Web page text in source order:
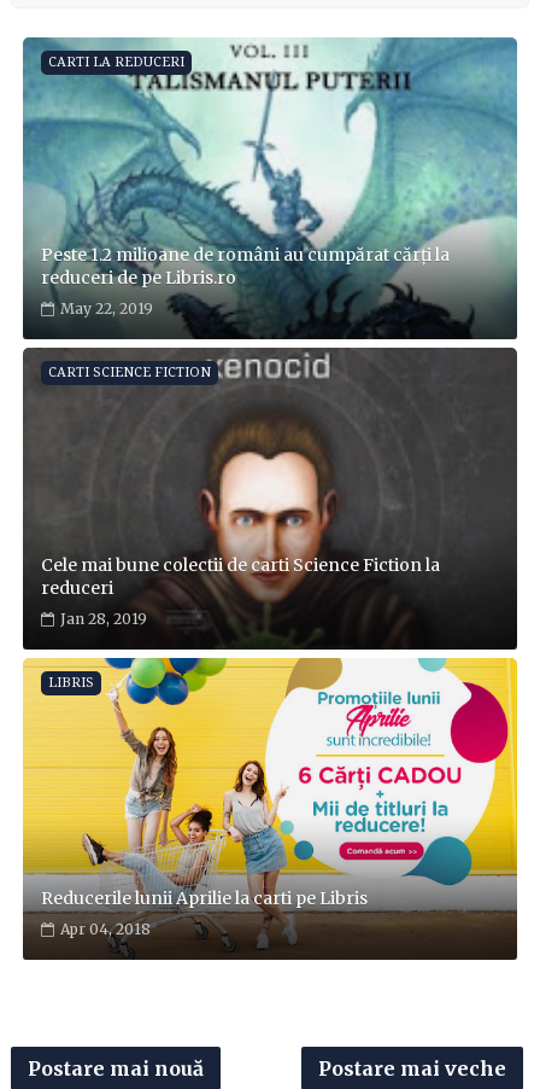
CARTI LA REDUCERI
Peste 1.2 milioane de români au cumpărat cărți la
reduceri de pe Libris.ro
May 22, 2019
CARTI SCIENCE FICTION
Cele mai bune colectii de carti Science Fiction la
reduceri
Jan 28, 2019
LIBRIS
Reducerile lunii Aprilie la carti pe Libris
Apr 04, 2018
Postare mai nouă Postare mai veche